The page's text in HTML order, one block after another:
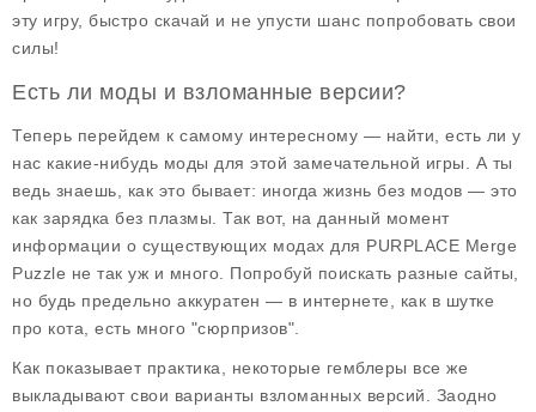
эту игру, быстро скачай и не упусти шанс попробовать свои
силы!
Есть ли моды и взломанные версии?
Теперь перейдем к самому интересному — найти, есть ли у
нас какие-нибудь моды для этой замечательной игры. А ты
ведь знаешь, как это бывает: иногда жизнь без модов — это
как зарядка без плазмы. Так вот, на данный момент
информации о существующих модах для PURPLACE Merge
Puzzle не так уж и много. Попробуй поискать разные сайты,
но будь предельно аккуратен — в интернете, как в шутке
про кота, есть много "сюрпризов".
Как показывает практика, некоторые гемблеры все же
выкладывают свои варианты взломанных версий. Заодно